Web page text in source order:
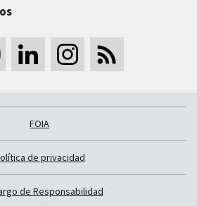
FOIA
de privacidad
de Responsabilidad